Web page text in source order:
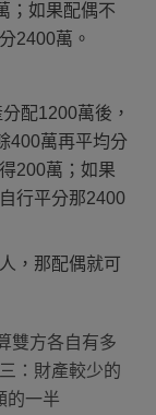
；如果配偶不
2400萬。
配1200萬後，
400萬再平均分
200萬；如果
行平分那2400
，那配偶就可
雙方各自有多
：財產較少的
的一半